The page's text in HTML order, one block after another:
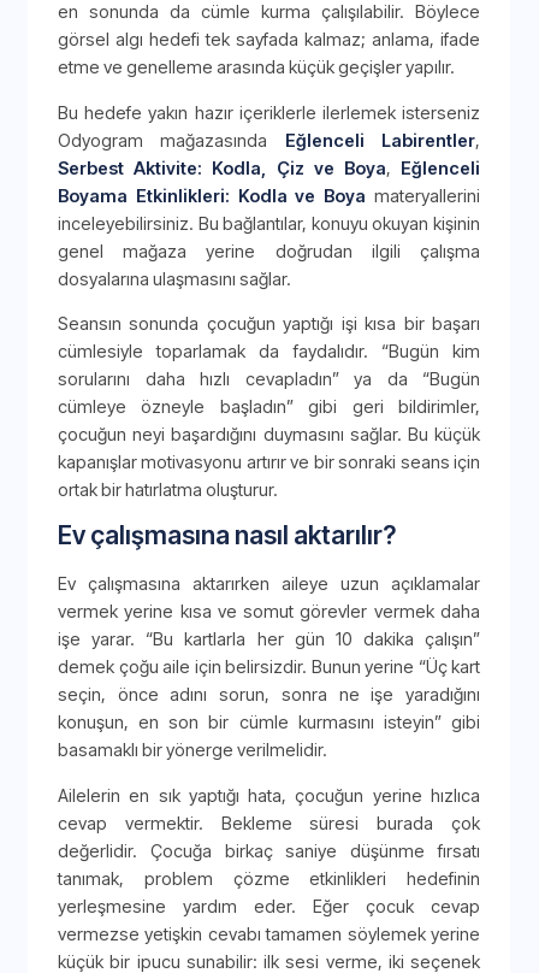
en sonunda da cümle kurma çalışılabilir. Böylece
görsel algı hedefi tek sayfada kalmaz; anlama, ifade
etme ve genelleme arasında küçük geçişler yapılır.
Bu hedefe yakın hazır içeriklerle ilerlemek isterseniz
Odyogram mağazasında Eğlenceli Labirentler,
Serbest Aktivite: Kodla, Çiz ve Boya, Eğlenceli
Boyama Etkinlikleri: Kodla ve Boya materyallerini
inceleyebilirsiniz. Bu bağlantılar, konuyu okuyan kişinin
genel mağaza yerine doğrudan ilgili çalışma
dosyalarına ulaşmasını sağlar.
Seansın sonunda çocuğun yaptığı işi kısa bir başarı
cümlesiyle toparlamak da faydalıdır. “Bugün kim
sorularını daha hızlı cevapladın” ya da “Bugün
cümleye özneyle başladın” gibi geri bildirimler,
çocuğun neyi başardığını duymasını sağlar. Bu küçük
kapanışlar motivasyonu artırır ve bir sonraki seans için
ortak bir hatırlatma oluşturur.
Ev çalışmasına nasıl aktarılır?
Ev çalışmasına aktarırken aileye uzun açıklamalar
vermek yerine kısa ve somut görevler vermek daha
işe yarar. “Bu kartlarla her gün 10 dakika çalışın”
demek çoğu aile için belirsizdir. Bunun yerine “Üç kart
seçin, önce adını sorun, sonra ne işe yaradığını
konuşun, en son bir cümle kurmasını isteyin” gibi
basamaklı bir yönerge verilmelidir.
Ailelerin en sık yaptığı hata, çocuğun yerine hızlıca
cevap vermektir. Bekleme süresi burada çok
değerlidir. Çocuğa birkaç saniye düşünme fırsatı
tanımak, problem çözme etkinlikleri hedefinin
yerleşmesine yardım eder. Eğer çocuk cevap
vermezse yetişkin cevabı tamamen söylemek yerine
küçük bir ipucu sunabilir: ilk sesi verme, iki seçenek